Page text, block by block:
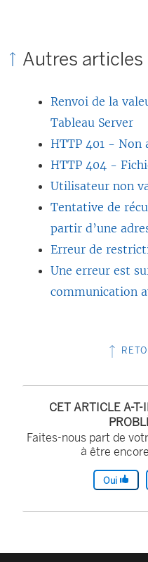
Autres
Renvoi de la
Tableau Server
HTTP 401 - Non
HTTP 404 -
Utilisateur non
Tentative de
partir d’une
Erreur de
Une erreur est
communication
CET ARTICLE A-T-
Faites-nous part de
à être
Oui